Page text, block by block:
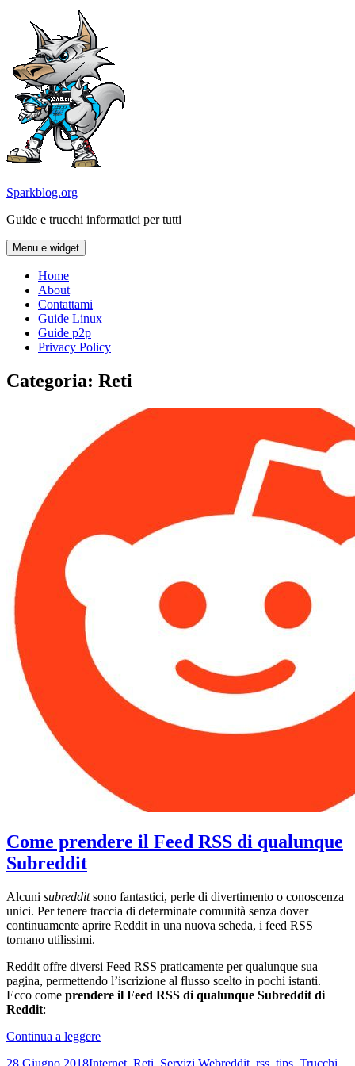
contenuto
Sparkblog.org
Guide e trucchi informatici per tutti
Menu e widget
Home
About
Contattami
Guide Linux
Guide p2p
Privacy Policy
Categoria: Reti
Come prendere il Feed RSS di qualunque
Subreddit
Alcuni subredditsono fantastici, perle di divertimento o conoscenza
unici. Per tenere traccia di determinate comunità senza dover
continuamente aprire Reddit in una nuova scheda, i feed RSS
tornano utilissimi.
Reddit offre diversi Feed RSS praticamente per qualunque sua
pagina, permettendo l’iscrizione al flusso scelto in pochi istanti.
Ecco come prendere il Feed RSS di qualunque Subreddit di
Reddit:
Continua a leggereCome
Scritto
28 Giugno 2018Categorie
Internet, Reti, Servizi WebTag
reddit, rss, tips, Trucchi,